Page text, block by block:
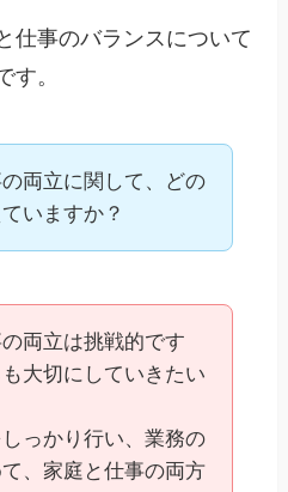
仕事のバランスについて
す。
両立に関して、どの
いますか？
両立は挑戦的です
大切にしていきたい
っかり行い、業務の
、家庭と仕事の両方